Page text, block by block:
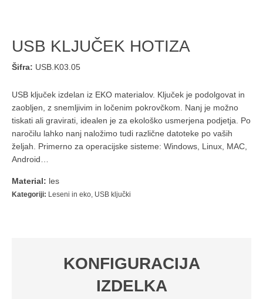
USB KLJUČEK HOTIZA
Šifra: USB.K03.05
USB ključek izdelan iz EKO materialov. Ključek je podolgovat in
zaobljen, z snemljivim in ločenim pokrovčkom. Nanj je možno
tiskati ali gravirati, idealen je za ekološko usmerjena podjetja. Po
naročilu lahko nanj naložimo tudi različne datoteke po vaših
željah. Primerno za operacijske sisteme: Windows, Linux, MAC,
Android…
Material: les
Kategoriji: Leseni in eko, USB ključki
KONFIGURACIJA
IZDELKA